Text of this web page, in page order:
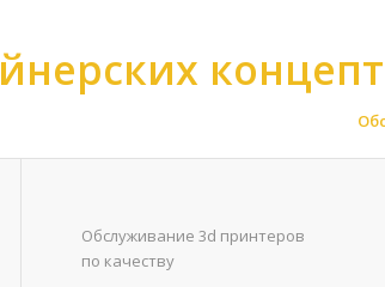
Обслуживание 3d принтеров
по качеству